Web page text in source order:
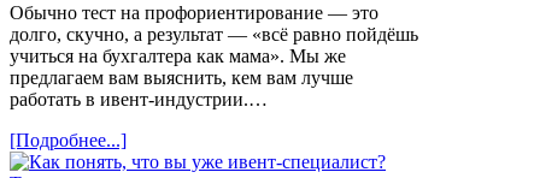
Обычно тест на профориентирование — это
долго, скучно, а результат — «всё равно пойдёшь
учиться на бухгалтера как мама». Мы же
предлагаем вам выяснить, кем вам лучше
работать в ивент-индустрии.…
[Подробнее...]